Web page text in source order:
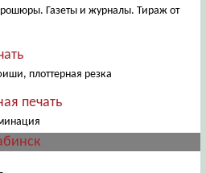
Газеты и журналы. Тираж от
плоттерная резка
печать